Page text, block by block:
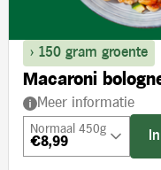
> 150 gram groente
Macaroni
Meer informatie
Normaal 450g
€8,99